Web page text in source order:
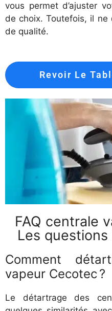
vous permet d’ajuster
de choix. Toutefois, il
de qualité.
Revoir Le
FAQ centrale
Les
Comment
vapeur Cecotec ?
Le détartrage des